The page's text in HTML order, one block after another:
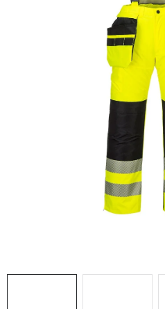
Chránená
Doprava, platba a zľavy
Formulár na výmenu tovaru
Kto
Formulár na vrátenie tovaru /
Obchodné podmienky
Zásady
Pravidlá a nastavenia cookies